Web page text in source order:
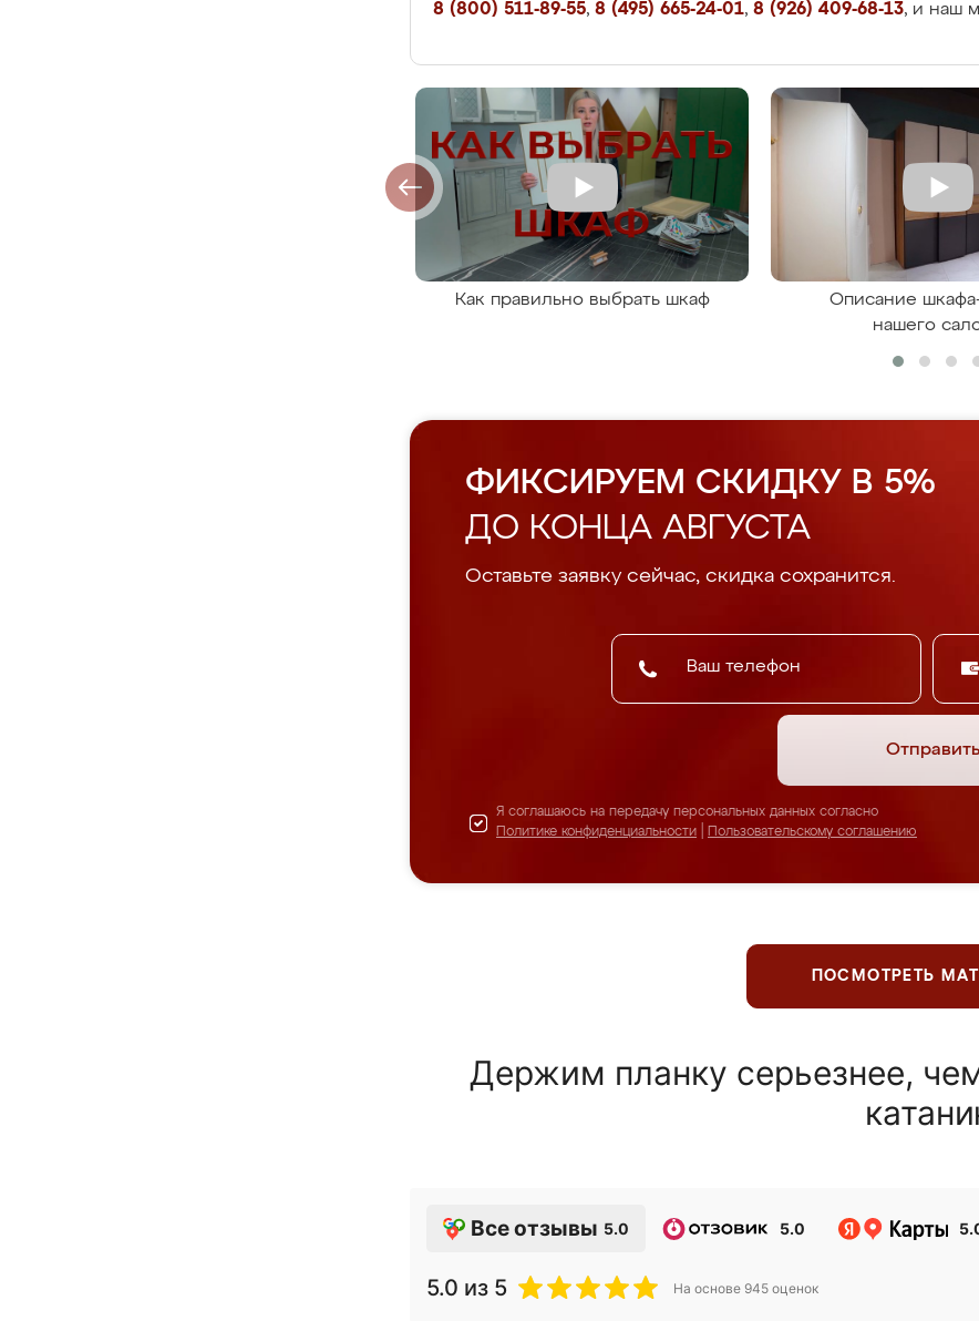
8 (800) 511-89-55, 8 (495) 665-24-01, 8 (926) 409-68-13, и наш
Как правильно выбрать шкаф
Описание
нашего
ФИКСИРУЕМ СКИДКУ В 5%
ДО КОНЦА АВГУСТА
Оставьте заявку сейчас, скидка сохранится.
Отправить
Я соглашаюсь на передачу персональных данных согласно
Политике конфиденциальности
Пользовательскому соглашению
ПОСМОТРЕТЬ
Держим планку серьезнее,
Все отзывы 5.0 5.0
5.0 из 5 На основе 945 оценок